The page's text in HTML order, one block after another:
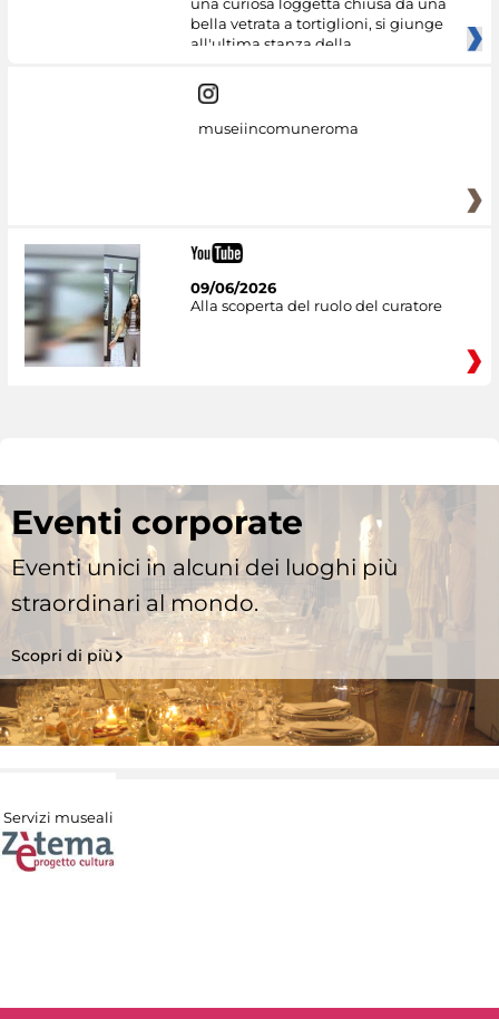
bella vetrata a tortiglioni, si giunge
all'ultima stanza della
museiincomuneroma
09/06/2026
Alla scoperta del ruolo del curatore
Eventi corporate
Eventi unici in alcuni dei luoghi più
straordinari al mondo.
Scopri di più
Servizi museali